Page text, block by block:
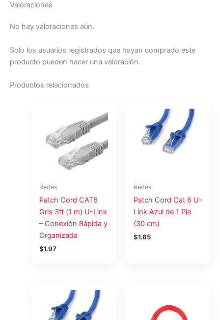
Valoraciones
No hay valoraciones aún.
Solo los usuarios registrados que hayan comprado este
producto pueden hacer una valoración.
Productos relacionados
Redes
Patch Cord CAT6
Gris 3ft (1 m) U-Link
– Conexión Rápida y
Organizada
$1.97
Redes
Patch Cord Cat 6 U-
Link Azul de 1 Pie
(30 cm)
$1.65